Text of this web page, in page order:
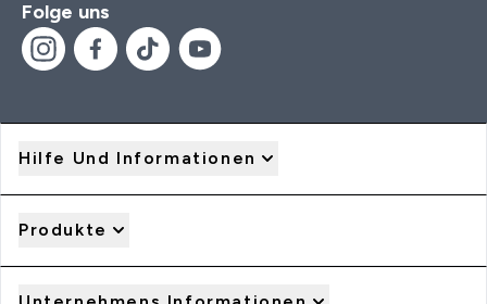
Folge uns
Hilfe Und Informationen
Produkte